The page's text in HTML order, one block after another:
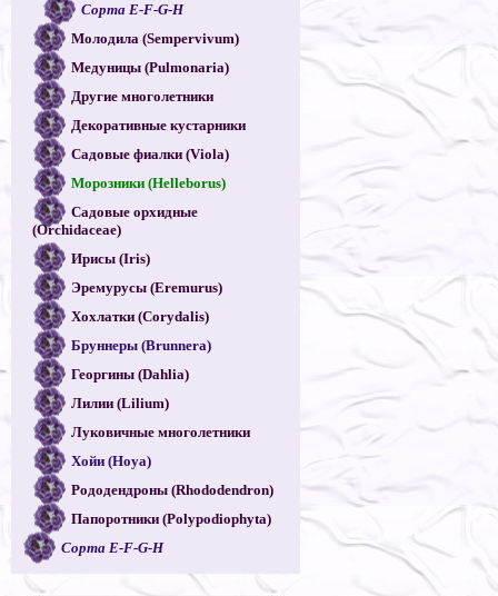
Сорта E-F-G-H
Молодила (Sempervivum)
Медуницы (Pulmonaria)
Другие многолетники
Декоративные кустарники
Садовые фиалки (Viola)
Морозники (Helleborus)
Садовые орхидные
(Orchidaceae)
Ирисы (Iris)
Эремурусы (Eremurus)
Хохлатки (Corydalis)
Бруннеры (Brunnera)
Георгины (Dahlia)
Лилии (Lilium)
Луковичные многолетники
Хойи (Hoya)
Рододендроны (Rhododendron)
Папоротники (Polypodiophyta)
Сорта E-F-G-H